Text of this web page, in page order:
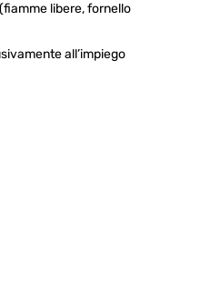
libere, fornello
all’impiego